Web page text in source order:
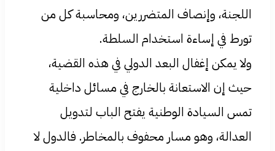
اللجنة، وإنصاف المتضررين، ومحاسبة كل من
تورط في إساءة استخدام السلطة.
ولا يمكن إغفال البعد الدولي في هذه القضية،
حيث إن الاستعانة بالخارج في مسائل داخلية
تمس السيادة الوطنية يفتح الباب لتدويل
العدالة، وهو مسار محفوف بالمخاطر. فالدول لا